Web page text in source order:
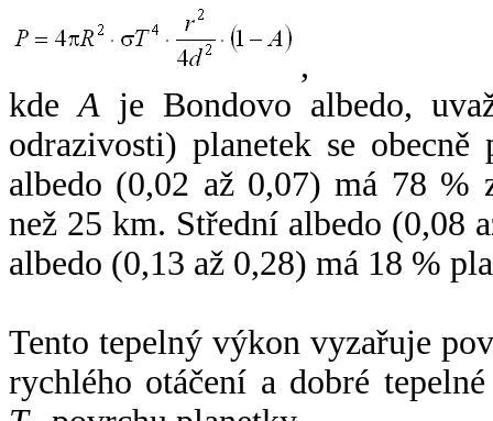
,
kdeA je Bondovo albedo,
odrazivosti) planetek se
albedo (0,02 až 0,07) má 78 %
než 25 km. Střední albedo (0,08
albedo (0,13 až 0,28) má 18 %
Tento tepelný výkon vyzařuje
rychlého otáčení a dobré